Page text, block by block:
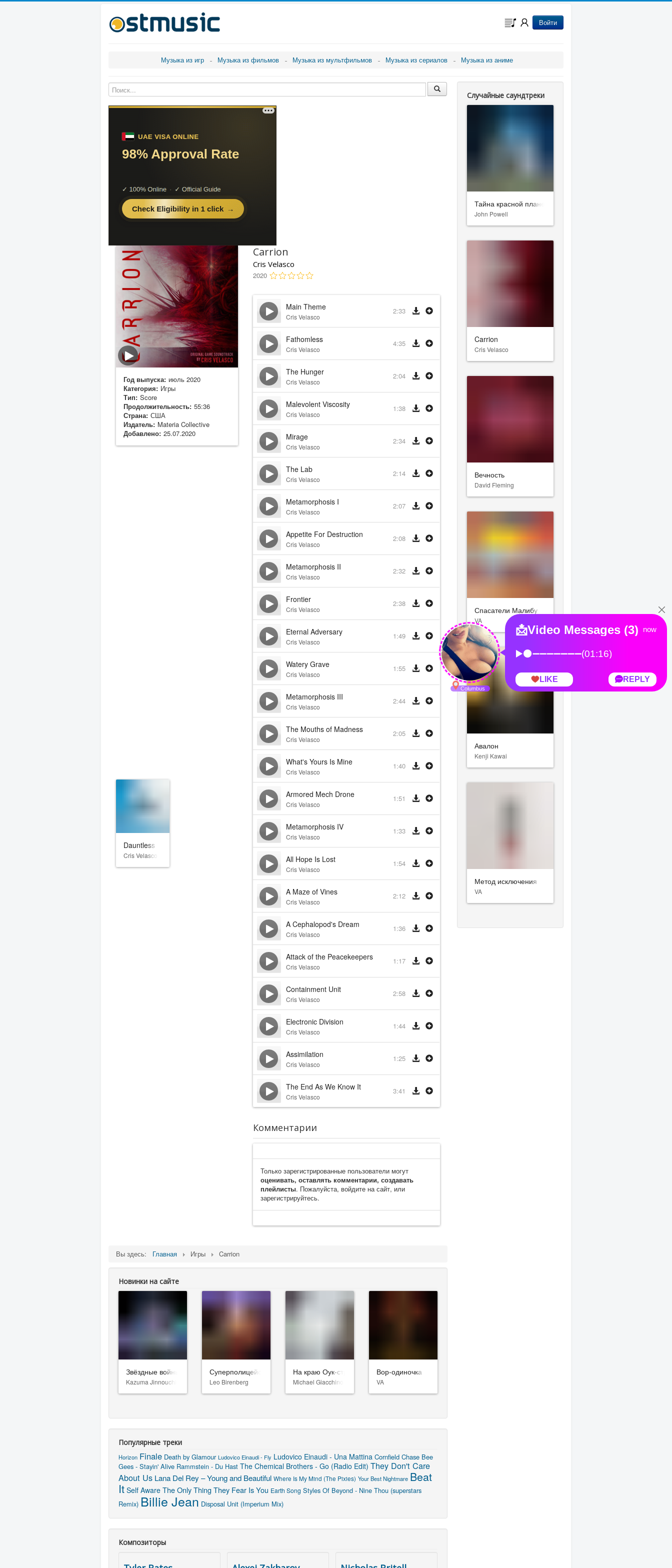
Войти
Музыка из игр Музыка из фильмов Музыка из мультфильмов Музыка из сериалов Музыка из аниме
Год выпуска: июль 2020
Категория: Игры
Тип: Score
Продолжительность: 55:36
Страна: США
Издатель: Materia Collective
Добавлено: 25.07.2020
Dauntless
Cris Velasco
Carrion
Cris Velasco
2020
Main Theme
Cris Velasco
2:33
Fathomless
Cris Velasco
4:35
The Hunger
Cris Velasco
2:04
Malevolent Viscosity
Cris Velasco
1:38
Mirage
Cris Velasco
2:34
The Lab
Cris Velasco
2:14
Metamorphosis I
Cris Velasco
2:07
Appetite For Destruction
Cris Velasco
2:08
Metamorphosis II
Cris Velasco
2:32
Frontier
Cris Velasco
2:38
Eternal Adversary
Cris Velasco
1:49
Watery Grave
Cris Velasco
1:55
Metamorphosis III
Cris Velasco
2:44
The Mouths of Madness
Cris Velasco
2:05
What's Yours Is Mine
Cris Velasco
1:40
Armored Mech Drone
Cris Velasco
1:51
Metamorphosis IV
Cris Velasco
1:33
All Hope Is Lost
Cris Velasco
1:54
A Maze of Vines
Cris Velasco
2:12
A Cephalopod's Dream
Cris Velasco
1:36
Attack of the Peacekeepers
Cris Velasco
1:17
Containment Unit
Cris Velasco
2:58
Electronic Division
Cris Velasco
1:44
Assimilation
Cris Velasco
1:25
The End As We Know It
Cris Velasco
3:41
Комментарии
Только зарегистрированные пользователи могут
оценивать, оставлять комментарии, создавать
плейлисты. Пожалуйста, войдите на сайт, или
зарегистрируйтесь.
Вы здесь: Главная Игры Carrion
Новинки на сайте
Звёздные войны: Видения. Девятый джедай
Kazuma Jinnouchi
Суперполицейские 3
Leo Birenberg
На краю Оук-стрит
Michael Giacchino
Вор-одиночка
VA
Популярные треки
Horizon Finale Death by Glamour Ludovico Einaudi - Fly Ludovico Einaudi - Una Mattina Cornfield Chase Bee
Gees - Stayin' Alive Rammstein - Du Hast The Chemical Brothers - Go (Radio Edit) They Don't Care
About Us Lana Del Rey – Young and Beautiful Where Is My Mind (The Pixies) Your Best Nightmare Beat
It Self Aware The Only Thing They Fear Is You Earth Song Styles Of Beyond - Nine Thou (superstars
Remix) Billie Jean Disposal Unit (Imperium Mix)
Композиторы
Случайные саундтреки
Тайна красной планеты
John Powell
Carrion
Cris Velasco
Вечность
David Fleming
Спасатели Малибу
VA
Авалон
Kenji Kawai
Метод исключения
VA